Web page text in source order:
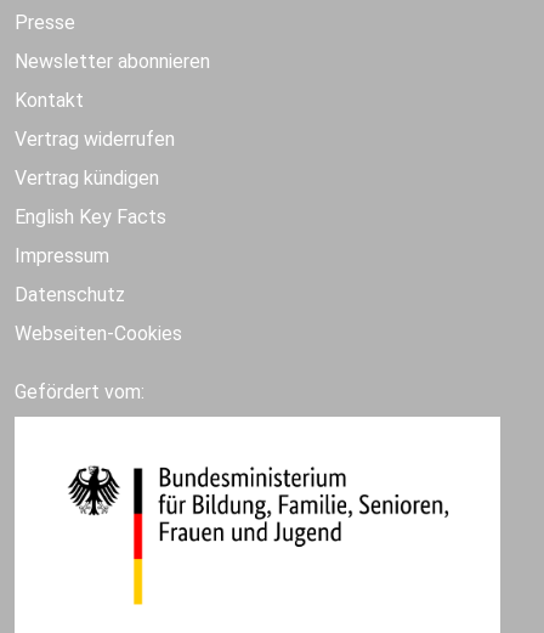
Presse
Newsletter abonnieren
Kontakt
Vertrag widerrufen
Vertrag kündigen
English Key Facts
Impressum
Datenschutz
Webseiten-Cookies
Gefördert vom: